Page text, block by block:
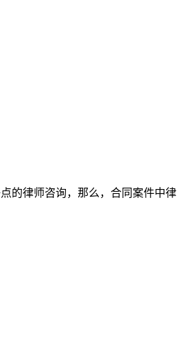
的律师咨询，那么，合同案件中律